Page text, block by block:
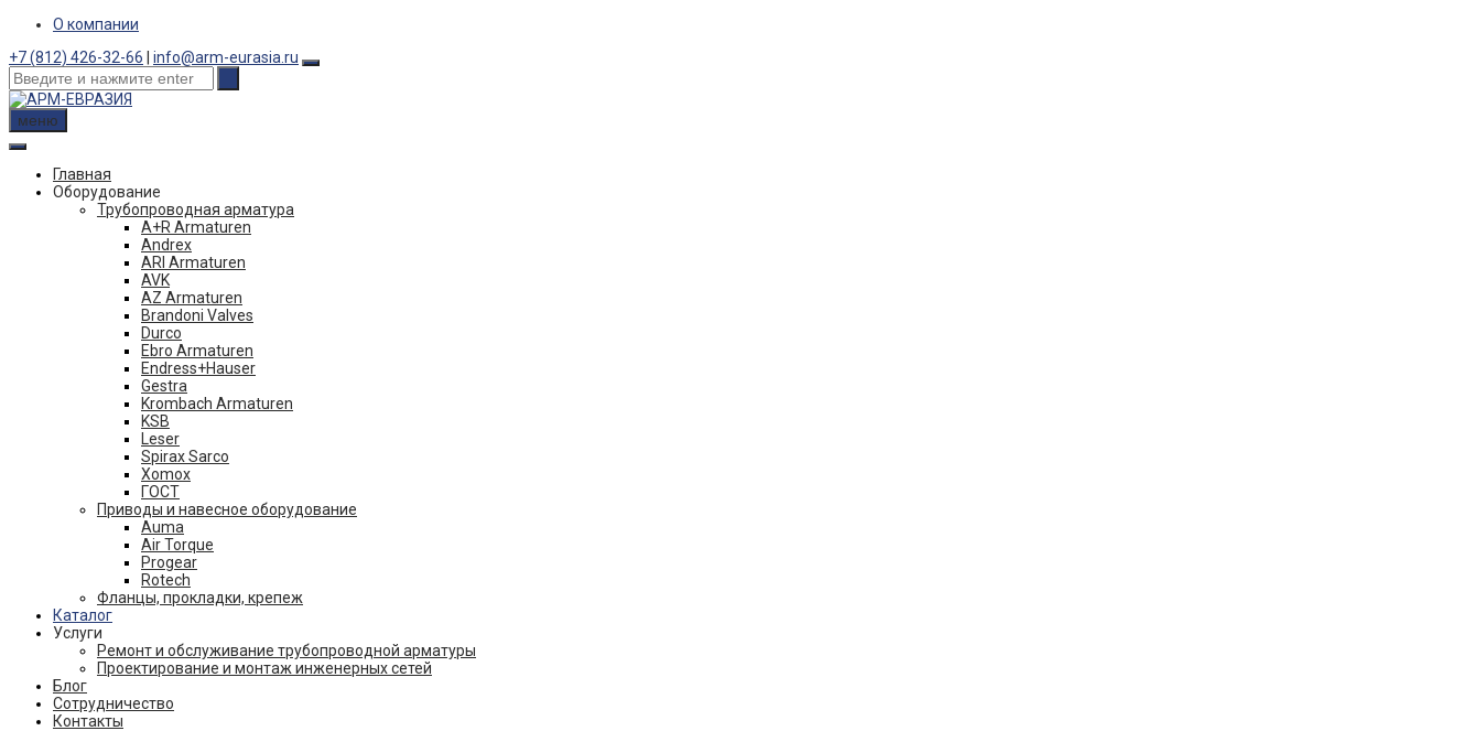
Skip
content
О компании
+7 (812) 426-32-66
info@arm-eurasia.ru
меню
Главная
Оборудование
Трубопроводная арматура
A+R Armaturen
Andrex
ARI Armaturen
AVK
AZ Armaturen
Brandoni Valves
Durco
Ebro Armaturen
Endress+Hauser
Gestra
Krombach Armaturen
KSB
Leser
Spirax Sarco
Xomox
ГОСТ
Приводы и навесное оборудование
Auma
Air Torque
Progear
Rotech
Фланцы, прокладки, крепеж
Каталог
Услуги
Ремонт и обслуживание трубопроводной арматуры
Проектирование и монтаж инженерных сетей
Блог
Сотрудничество
Контакты